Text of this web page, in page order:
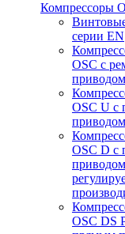
Компрессоры
серии EN
OSC с
приводом
OSC U с
приводом
OSC D с
OSC DS